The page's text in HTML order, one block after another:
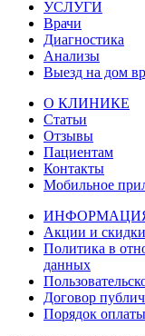
УСЛУГИ
Врачи
Диагностика
Анализы
Выезд на дом
О КЛИНИКЕ
Статьи
Отзывы
Пациентам
Контакты
Мобильное
Акции и скидки
Политика в
данных
Договор
Порядок оплаты